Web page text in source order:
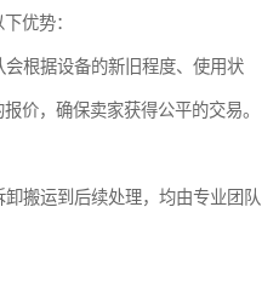
优势：
根据设备的新旧程度、使用状
价，确保卖家获得公平的交易。
搬运到后续处理，均由专业团队